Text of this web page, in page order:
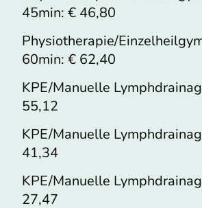
45min: € 46,80
Physiotherapie/
60min: € 62,40
KPE/Manuelle
55,12
KPE/Manuelle
41,34
KPE/Manuelle
27,47